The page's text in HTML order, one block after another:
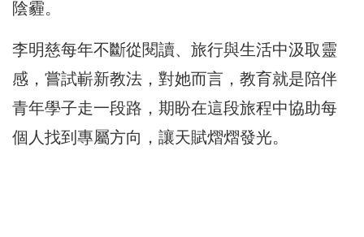
陰霾。
李明慈每年不斷從閱讀、旅行與生活中汲取靈
感，嘗試嶄新教法，對她而言，教育就是陪伴
青年學子走一段路，期盼在這段旅程中協助每
個人找到專屬方向，讓天賦熠熠發光。